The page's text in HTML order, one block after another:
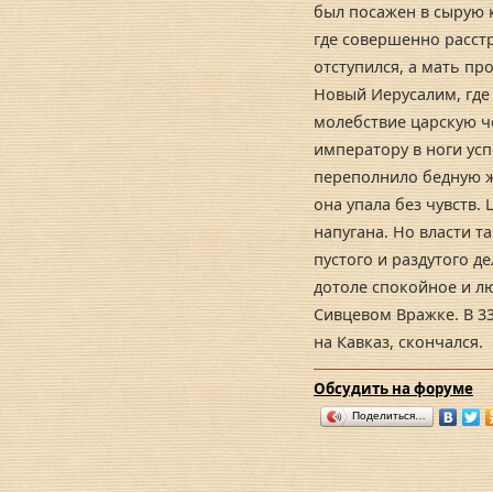
был посажен в сырую
где совершенно
отступился, а мать
Новый Иерусалим,
молебствие царскую
императору в ноги
переполнило бедную
она упала без
напугана. Но власти
пустого и раздутого
дотоле спокойное и
Сивцевом Вражке. В
на Кавказ, скончался.
Обсудить на форуме
Поделиться…